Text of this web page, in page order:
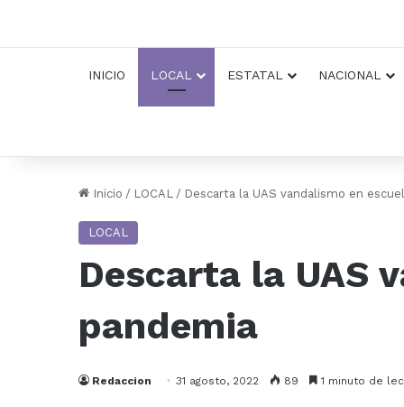
INICIO LOCAL ESTATAL NACIONAL
Inicio / LOCAL / Descarta la UAS vandalismo en
LOCAL
Descarta la UAS
pandemia
Redaccion 31 agosto, 2022 89 1 minuto de